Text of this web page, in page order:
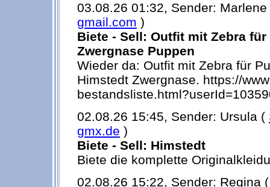
03.08.26 01:32, Sender:
gmail.com )
Biete - Sell: Outfit mit Zebra
Zwergnase Puppen
Wieder da: Outfit mit Zebra für
Himstedt Zwergnase. https://
02.08.26 15:45, Sender: Ursula (
gmx.de )
Biete - Sell: Himstedt
Biete die komplette
02.08.26 15:22, Sender: Regina